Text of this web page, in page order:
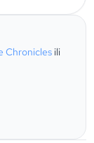
Chronicles ili